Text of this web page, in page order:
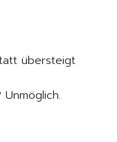
übersteigt